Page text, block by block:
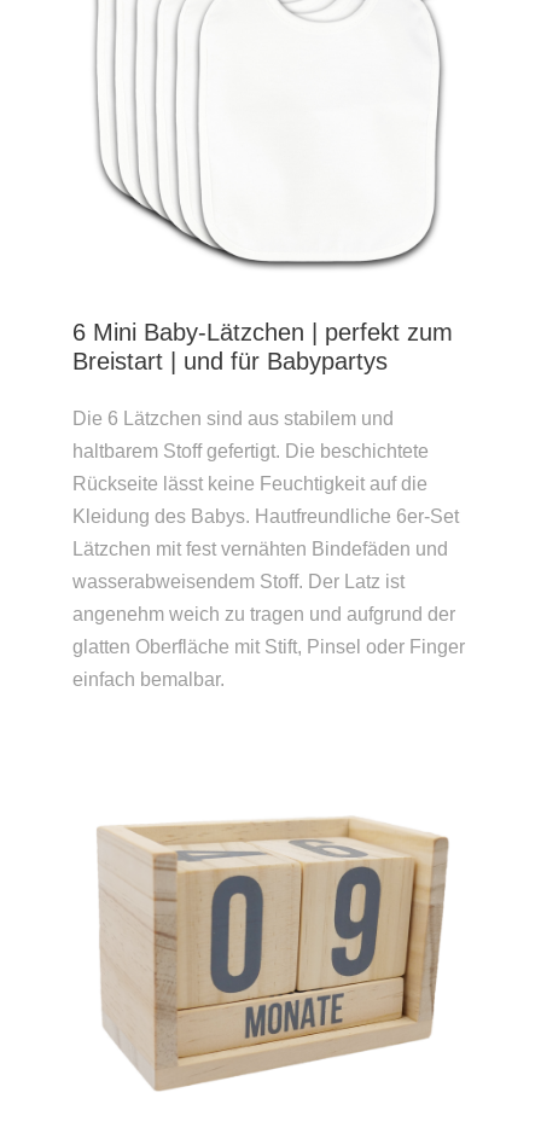
6 Mini Baby-Lätzchen | perfekt zum
Breistart | und für Babypartys
Die 6 Lätzchen sind aus stabilem und
haltbarem Stoff gefertigt. Die beschichtete
Rückseite lässt keine Feuchtigkeit auf die
Kleidung des Babys. Hautfreundliche 6er-Set
Lätzchen mit fest vernähten Bindefäden und
wasserabweisendem Stoff. Der Latz ist
angenehm weich zu tragen und aufgrund der
glatten Oberfläche mit Stift, Pinsel oder Finger
einfach bemalbar.